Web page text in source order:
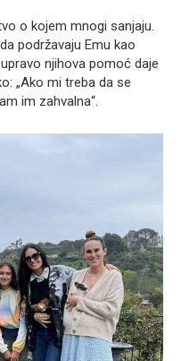
o kojem mnogi sanjaju.
podržavaju Emu kao
njihova pomoć daje
„Ako mi treba da se
im zahvalna“.